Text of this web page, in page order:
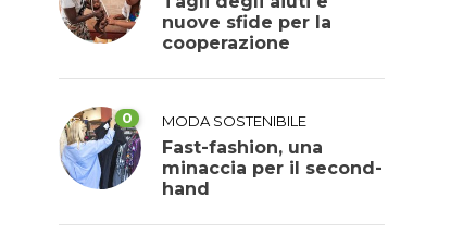
nuove sfide per la
cooperazione
0 MODA SOSTENIBILE
Fast-fashion, una
minaccia per il second-
hand